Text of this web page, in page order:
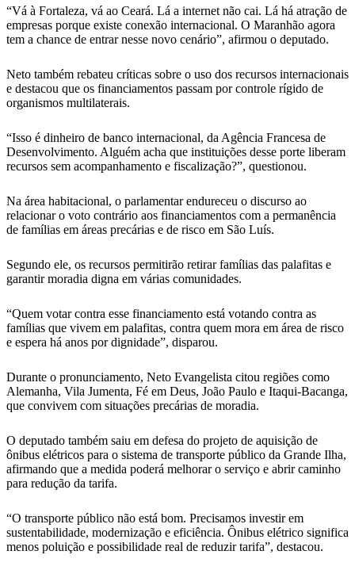
“Vá à Fortaleza, vá ao Ceará. Lá a internet não cai. Lá há atração de
empresas porque existe conexão internacional. O Maranhão agora
tem a chance de entrar nesse novo cenário”, afirmou o deputado.
Neto também rebateu críticas sobre o uso dos recursos internacionais
e destacou que os financiamentos passam por controle rígido de
organismos multilaterais.
“Isso é dinheiro de banco internacional, da Agência Francesa de
Desenvolvimento. Alguém acha que instituições desse porte liberam
recursos sem acompanhamento e fiscalização?”, questionou.
Na área habitacional, o parlamentar endureceu o discurso ao
relacionar o voto contrário aos financiamentos com a permanência
de famílias em áreas precárias e de risco em São Luís.
Segundo ele, os recursos permitirão retirar famílias das palafitas e
garantir moradia digna em várias comunidades.
“Quem votar contra esse financiamento está votando contra as
famílias que vivem em palafitas, contra quem mora em área de risco
e espera há anos por dignidade”, disparou.
Durante o pronunciamento, Neto Evangelista citou regiões como
Alemanha, Vila Jumenta, Fé em Deus, João Paulo e Itaqui-Bacanga,
que convivem com situações precárias de moradia.
O deputado também saiu em defesa do projeto de aquisição de
ônibus elétricos para o sistema de transporte público da Grande Ilha,
afirmando que a medida poderá melhorar o serviço e abrir caminho
para redução da tarifa.
“O transporte público não está bom. Precisamos investir em
sustentabilidade, modernização e eficiência. Ônibus elétrico significa
menos poluição e possibilidade real de reduzir tarifa”, destacou.